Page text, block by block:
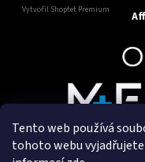
Tento web používá
tohoto webu vyjadřujete
Vytvořil Shoptet Premium
Copyright 2025